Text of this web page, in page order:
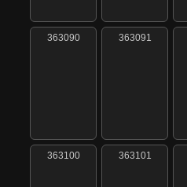
363090 363091
363100 363101